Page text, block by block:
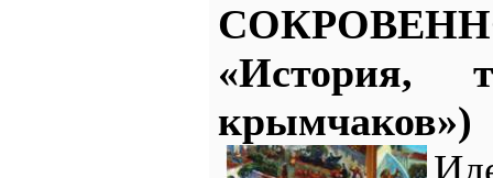
«История,
крымчаков»)